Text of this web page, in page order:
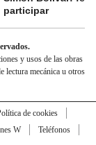
participar
y usos de las obras
lectura mecánica u otros
de cookies
W
Teléfonos